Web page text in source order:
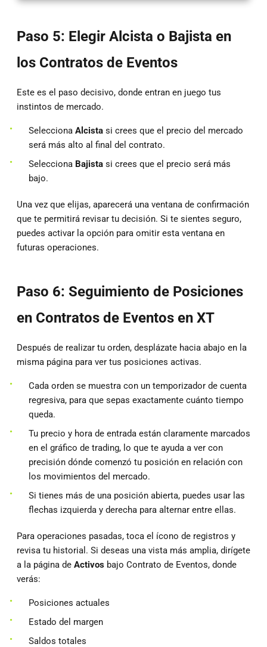
Paso 5: Elegir Alcista o Bajista en
los Contratos de Eventos
Este es el paso decisivo, donde entran en juego tus
instintos de mercado.
Selecciona Alcista si crees que el precio del mercado
será más alto al final del contrato.
Selecciona Bajista si crees que el precio será más
bajo.
Una vez que elijas, aparecerá una ventana de confirmación
que te permitirá revisar tu decisión. Si te sientes seguro,
puedes activar la opción para omitir esta ventana en
futuras operaciones.
Paso 6: Seguimiento de Posiciones
en Contratos de Eventos en XT
Después de realizar tu orden, desplázate hacia abajo en la
misma página para ver tus posiciones activas.
Cada orden se muestra con un temporizador de cuenta
regresiva, para que sepas exactamente cuánto tiempo
queda.
Tu precio y hora de entrada están claramente marcados
en el gráfico de trading, lo que te ayuda a ver con
precisión dónde comenzó tu posición en relación con
los movimientos del mercado.
Si tienes más de una posición abierta, puedes usar las
flechas izquierda y derecha para alternar entre ellas.
Para operaciones pasadas, toca el ícono de registros y
revisa tu historial. Si deseas una vista más amplia, dirígete
a la página de Activos bajo Contrato de Eventos, donde
verás:
Posiciones actuales
Estado del margen
Saldos totales